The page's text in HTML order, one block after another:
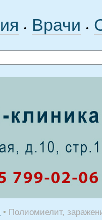
• Врачи •
• Полиомиелит,